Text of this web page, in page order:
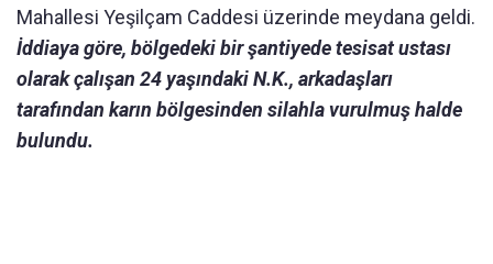
Mahallesi Yeşilçam Caddesi üzerinde meydana geldi.
İddiaya göre, bölgedeki bir şantiyede tesisat ustası
olarak çalışan 24 yaşındaki N.K., arkadaşları
tarafından karın bölgesinden silahla vurulmuş halde
bulundu.